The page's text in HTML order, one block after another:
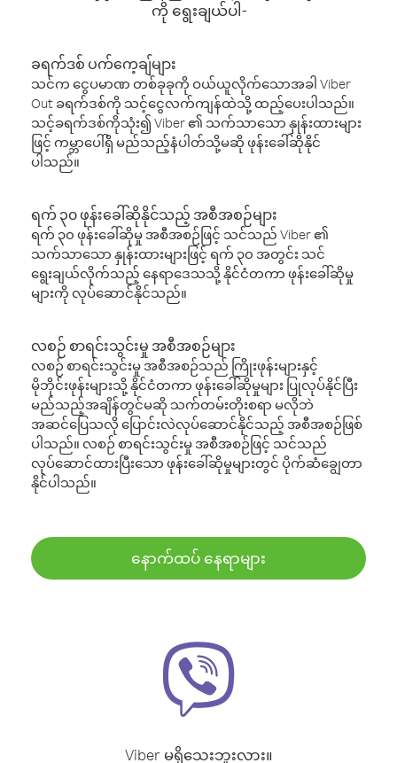
ကို ရွေးချယ်ပါ-
ခရက်ဒစ် ပက်ကေ့ချ်များ
သင်က ငွေပမာဏ တစ်ခုခုကို ဝယ်ယူလိုက်သောအခါ Viber
Out ခရက်ဒစ်ကို သင့်ငွေလက်ကျန်ထဲသို့ ထည့်ပေးပါသည်။
သင့်ခရက်ဒစ်ကိုသုံး၍ Viber ၏ သက်သာသော နှုန်းထားများ
ဖြင့် ကမ္ဘာပေါ်ရှိ မည်သည့်နံပါတ်သို့မဆို ဖုန်းခေါ်ဆိုနိုင်
ပါသည်။
ရက် ၃၀ ဖုန်းခေါ်ဆိုနိုင်သည့် အစီအစဉ်များ
ရက် ၃၀ ဖုန်းခေါ်ဆိုမှု အစီအစဉ်ဖြင့် သင်သည် Viber ၏
သက်သာသော နှုန်းထားများဖြင့် ရက် ၃၀ အတွင်း သင်
ရွေးချယ်လိုက်သည့် နေရာဒေသသို့ နိုင်ငံတကာ ဖုန်းခေါ်ဆိုမှု
များကို လုပ်ဆောင်နိုင်သည်။
လစဉ် စာရင်းသွင်းမှု အစီအစဉ်များ
လစဉ် စာရင်းသွင်းမှု အစီအစဉ်သည် ကြိုးဖုန်းများနှင့်
မိုဘိုင်းဖုန်းများသို့ နိုင်ငံတကာ ဖုန်းခေါ်ဆိုမှုများ ပြုလုပ်နိုင်ပြီး
မည်သည့်အချိန်တွင်မဆို သက်တမ်းတိုးစရာ မလိုဘဲ
အဆင်ပြေသလို ပြောင်းလဲလုပ်ဆောင်နိုင်သည့် အစီအစဉ်ဖြစ်
ပါသည်။ လစဉ် စာရင်းသွင်းမှု အစီအစဉ်ဖြင့် သင်သည်
လုပ်ဆောင်ထားပြီးသော ဖုန်းခေါ်ဆိုမှုများတွင် ပိုက်ဆံချွေတာ
နိုင်ပါသည်။
နောက်ထပ် နေရာများ
Viber မရှိသေးဘူးလား။